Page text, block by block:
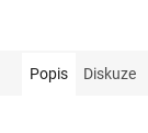
Popis Diskuze